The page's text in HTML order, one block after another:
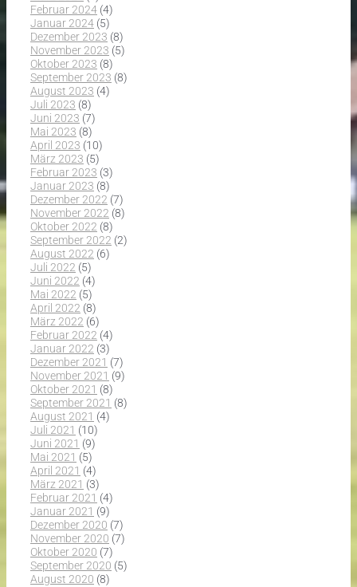
Februar 2024 (4)
Januar 2024 (5)
Dezember 2023 (8)
November 2023 (5)
Oktober 2023 (8)
September 2023 (8)
August 2023 (4)
Juli 2023 (8)
Juni 2023 (7)
Mai 2023 (8)
April 2023 (10)
März 2023 (5)
Februar 2023 (3)
Januar 2023 (8)
Dezember 2022 (7)
November 2022 (8)
Oktober 2022 (8)
September 2022 (2)
August 2022 (6)
Juli 2022 (5)
Juni 2022 (4)
Mai 2022 (5)
April 2022 (8)
März 2022 (6)
Februar 2022 (4)
Januar 2022 (3)
Dezember 2021 (7)
November 2021 (9)
Oktober 2021 (8)
September 2021 (8)
August 2021 (4)
Juli 2021 (10)
Juni 2021 (9)
Mai 2021 (5)
April 2021 (4)
März 2021 (3)
Februar 2021 (4)
Januar 2021 (9)
Dezember 2020 (7)
November 2020 (7)
Oktober 2020 (7)
September 2020 (5)
August 2020 (8)